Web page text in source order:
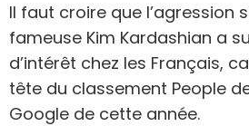
Il faut croire que l’agression
fameuse Kim Kardashian a
d’intérêt chez les Français,
tête du classement People
Google de cette année.